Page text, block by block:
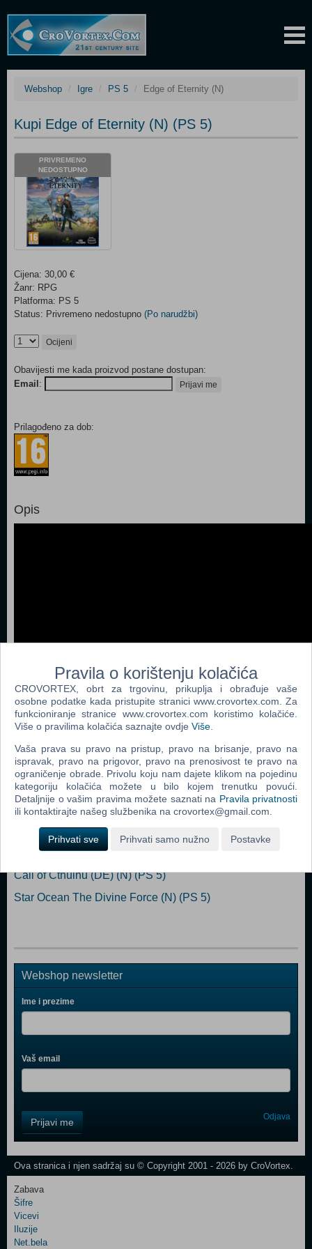
Webshop Igre PS 5 Edge of Eternity (N)
Kupi Edge of Eternity (N) (PS 5)
PRIVREMENO
NEDOSTUPNO
Cijena: 30,00 €
Žanr: RPG
Platforma: PS 5
Status: Privremeno nedostupno (Po narudžbi)
Ocijeni
Obavijesti me kada proizvod postane dostupan:
Email : Prijavi me
Prilagođeno za dob:
Opis
Popularno
void tRrLM();++ //Void Terrarium++ (N) (PS 5)
Final Fantasy VII Remake Intergrade (PS 5)
Demon's Souls (PS 5)
Tribes of Midgard (Deluxe Edition) (N) (PS 5)
Call of Cthulhu (DE) (N) (PS 5)
Star Ocean The Divine Force (N) (PS 5)
Webshop newsletter
Ime i prezime
Vaš email
Field
One
Control
Two
Prijavi me Odjava
Ova stranica i njen sadržaj su © Copyright 2001 - 2026 by CroVortex.
Zabava
Šifre
Vicevi
Iluzije
Net.bela
Pravila o korištenju kolačića
CROVORTEX, obrt za trgovinu, prikuplja i obrađuje vaše
osobne podatke kada pristupite stranici www.crovortex.com. Za
funkcioniranje stranice www.crovortex.com koristimo kolačiće.
Više o pravilima kolačića saznajte ovdje Više
Vaša prava su pravo na pristup, pravo na brisanje, pravo na
ispravak, pravo na prigovor, pravo na prenosivost te pravo na
ograničenje obrade. Privolu koju nam dajete klikom na pojedinu
kategoriju kolačića možete u bilo kojem trenutku povući.
Detaljnije o vašim pravima možete saznati na Pravila privatnosti
ili kontaktirajte našeg službenika na crovortex@gmail.com.
Prihvati sve Prihvati samo nužno Postavke